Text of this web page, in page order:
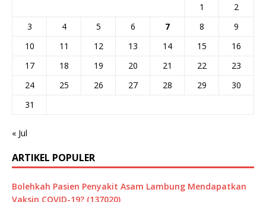
1
2
3
4 5 6 7 8
9
10
11 12 13 14 15
16
17
18 19 20 21 22
23
24
25 26 27 28 29
30
31
« Jul
ARTIKEL POPULER
Bolehkah Pasien Penyakit Asam Lambung Mendapatkan
Vaksin COVID-19? (137020)